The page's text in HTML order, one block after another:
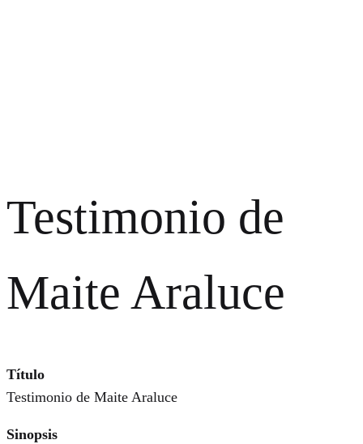
Testimonio de
Maite Araluce
Título
Testimonio de Maite Araluce
Sinopsis